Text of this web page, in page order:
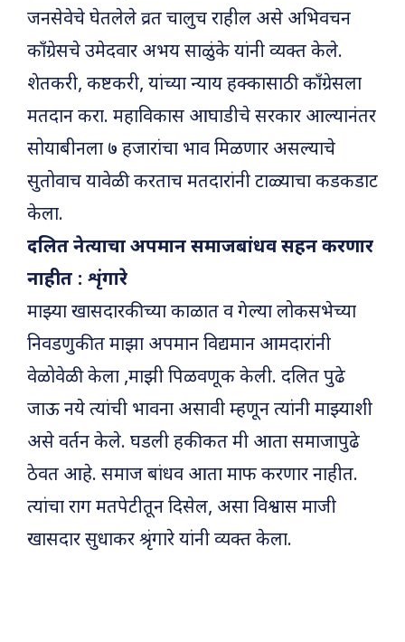
जनसेवेचे घेतलेले व्रत चालुच राहील असे अभिवचन
काँग्रेसचे उमेदवार अभय साळुंके यांनी व्यक्त केले.
शेतकरी, कष्टकरी, यांच्या न्याय हक्कासाठी काँग्रेसला
मतदान करा. महाविकास आघाडीचे सरकार आल्यानंतर
सोयाबीनला ७ हजारांचा भाव मिळणार असल्याचे
सुतोवाच यावेळी करताच मतदारांनी टाळ्याचा कडकडाट
केला.
दलित नेत्याचा अपमान समाजबांधव सहन करणार
नाहीत : शृंगारे
माझ्या खासदारकीच्या काळात व गेल्या लोकसभेच्या
निवडणुकीत माझा अपमान विद्यमान आमदारांनी
वेळोवेळी केला ,माझी पिळवणूक केली. दलित पुढे
जाऊ नये त्यांची भावना असावी म्हणून त्यांनी माझ्याशी
असे वर्तन केले. घडली हकीकत मी आता समाजापुढे
ठेवत आहे. समाज बांधव आता माफ करणार नाहीत.
त्यांचा राग मतपेटीतून दिसेल, असा विश्वास माजी
खासदार सुधाकर श्रृंगारे यांनी व्यक्त केला.